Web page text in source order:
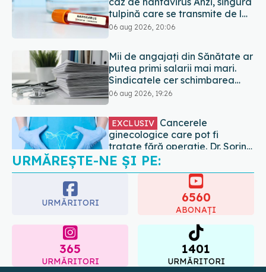
Sindicatele cer schimbarea
legii
06 aug 2026, 19:26
EXCLUSIV Cancerele
ginecologice care pot fi
tratate fără operație. Dr. Sorin
Bogdan (SANADOR): Chirurgia
pentru anumite categorii de
paciente
06 aug 2026, 19:05
EXCLUSIV
radioterapie externă în
cancerul ginecologic. Dr. Sorin
Bogdan (SANADOR) explică
diferența și cum acționează
06 aug 2026, 22:49
URMĂREȘTE-NE ȘI PE:
URMĂRITORI 6560
365 1401
URMĂRITORI